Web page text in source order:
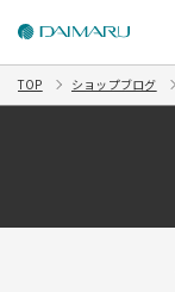
TOP ショップブログ